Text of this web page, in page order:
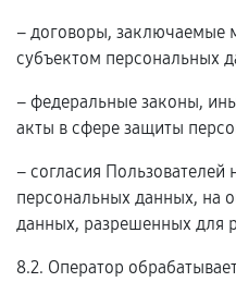
– договоры, заключаемые
субъектом персональных
– федеральные законы,
акты в сфере защиты
– согласия Пользователей
персональных данных, на
данных, разрешенных для
8.2. Оператор